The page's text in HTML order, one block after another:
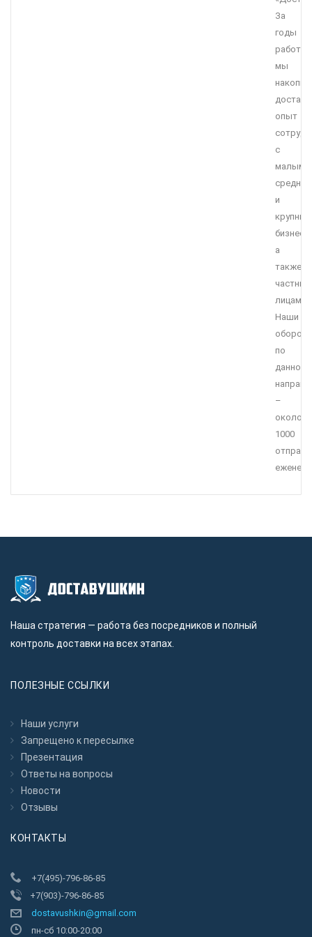
За
годы
работы
мы
опыт
с
малым,
средним
и
крупным
а
также
лицами.
Наши
по
данному
–
около
1000
Наша стратегия — работа без посредников и полный
контроль доставки на всех этапах.
ПОЛЕЗНЫЕ ССЫЛКИ
Наши услуги
Запрещено к пересылкe
Презентация
Ответы на вопросы
Новости
Отзывы
КОНТАКТЫ
+7(495)-796-86-85
+7(903)-796-86-85
dostavushkin@gmail.com
пн-сб 10:00-20:00